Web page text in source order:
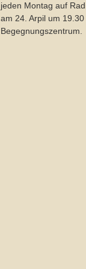
jeden Montag auf
am 24. Arpil um
Begegnungszentrum.